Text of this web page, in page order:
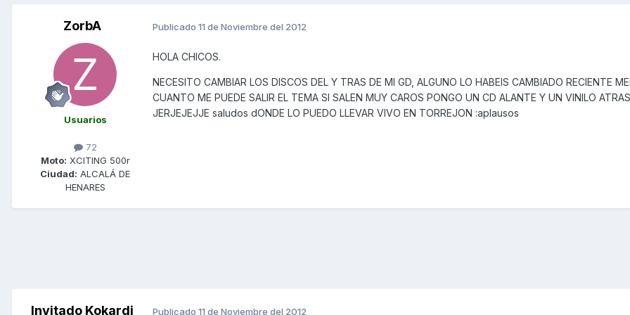
ZorbA
Usuarios
72
Moto: XCITING 500r
Ciudad: ALCALÁ DE
HENARES
Publicado 11 de Noviembre del 2012
HOLA CHICOS.
NECESITO CAMBIAR LOS DISCOS DEL Y TRAS DE MI GD, ALGUNO LO HABEIS CAMBIADO RECIENTE
CUANTO ME PUEDE SALIR EL TEMA SI SALEN MUY CAROS PONGO UN CD ALANTE Y UN VINILO ATRAS
JERJEJEJJE saludos dONDE LO PUEDO LLEVAR VIVO EN TORREJON :aplausos
Invitado Kokardi Publicado 11 de Noviembre del 2012